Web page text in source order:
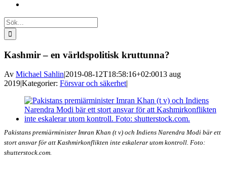
Sök
efter:
Kashmir – en världspolitisk kruttunna?
Av Michael Sahlin|2019-08-12T18:58:16+02:0013 aug
2019|Kategorier: Försvar och säkerhet|
Visa
större
bild
Pakistans premiärminister Imran Khan (t v) och Indiens Narendra Modi bär ett
stort ansvar för att Kashmirkonflikten inte eskalerar utom kontroll. Foto:
shutterstock.com.